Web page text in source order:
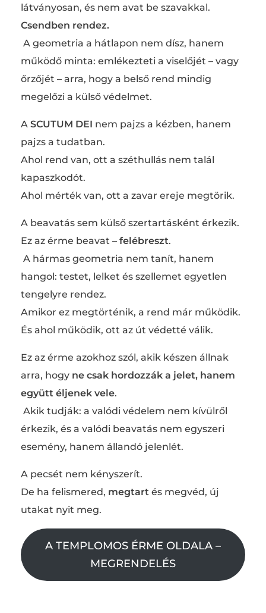
látványosan, és nem avat be szavakkal.
Csendben rendez.
A geometria a hátlapon nem dísz, hanem
működő minta: emlékezteti a viselőjét – vagy
őrzőjét – arra, hogy a belső rend mindig
megelőzi a külső védelmet.
A SCUTUM DEI nem pajzs a kézben, hanem
pajzs a tudatban.
Ahol rend van, ott a széthullás nem talál
kapaszkodót.
Ahol mérték van, ott a zavar ereje megtörik.
A beavatás sem külső szertartásként érkezik.
Ez az érme beavat – felébreszt.
A hármas geometria nem tanít, hanem
hangol: testet, lelket és szellemet egyetlen
tengelyre rendez.
Amikor ez megtörténik, a rend már működik.
És ahol működik, ott az út védetté válik.
Ez az érme azokhoz szól, akik készen állnak
arra, hogy ne csak hordozzák a jelet, hanem
együtt éljenek vele.
Akik tudják: a valódi védelem nem kívülről
érkezik, és a valódi beavatás nem egyszeri
esemény, hanem állandó jelenlét.
A pecsét nem kényszerít.
De ha felismered, megtart és megvéd, új
utakat nyit meg.
A TEMPLOMOS ÉRME OLDALA –
MEGRENDELÉS